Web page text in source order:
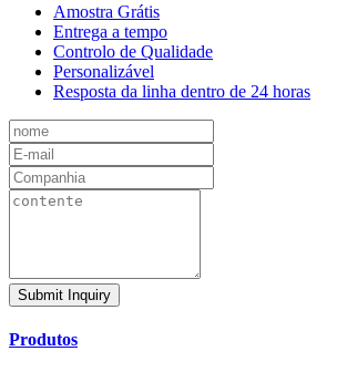
Amostra Grátis
Entrega a tempo
Controlo de Qualidade
Personalizável
Resposta da linha dentro de 24 horas
Submit Inquiry
Produtos